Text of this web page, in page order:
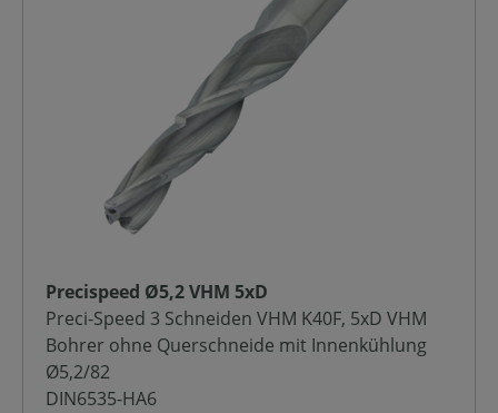
Precispeed Ø5,2 VHM 5xD
Preci-Speed 3 Schneiden VHM K40F, 5xD VHM
Bohrer ohne Querschneide mit Innenkühlung
Ø5,2/82
DIN6535-HA6